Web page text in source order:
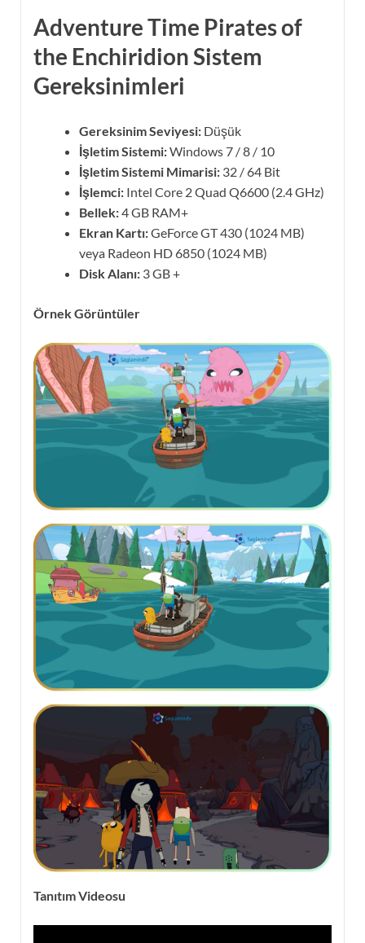
Adventure Time Pirates of
the Enchiridion Sistem
Gereksinimleri
Gereksinim Seviyesi: Düşük
İşletim Sistemi:Windows 7 / 8 / 10
İşletim Sistemi Mimarisi: 32 / 64 Bit
İşlemci: Intel Core 2 Quad Q6600 (2.4 GHz)
Bellek:4 GB RAM+
Ekran Kartı:GeForce GT 430 (1024 MB)
veya Radeon HD 6850 (1024 MB)
Disk Alanı: 3 GB +
Örnek Görüntüler
Tanıtım Videosu